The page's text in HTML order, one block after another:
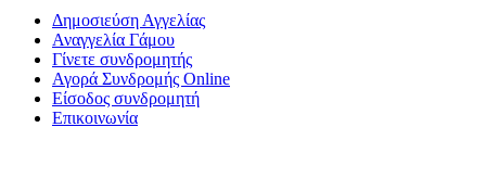
Δημοσιεύση Αγγελίας
Αναγγελία Γάμου
Γίνετε συνδρομητής
Αγορά Συνδρομής Online
Είσοδος συνδρομητή
Επικοινωνία